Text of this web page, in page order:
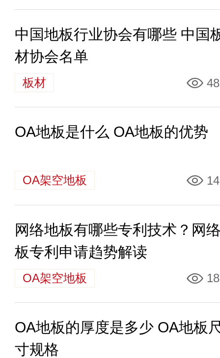
中国地板行业协会有哪些 中国
材协会名单
板材
OA地板是什么 OA地板的优势
OA架空地板
网络地板有哪些专利技术？网
板专利申请趋势解读
OA架空地板
OA地板的厚度是多少 OA地板
寸规格